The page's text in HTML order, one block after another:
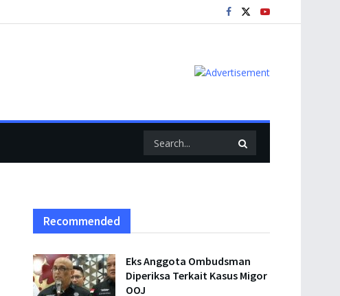
Recommended
Eks Anggota Ombudsman
Diperiksa Terkait Kasus Migor
OOJ